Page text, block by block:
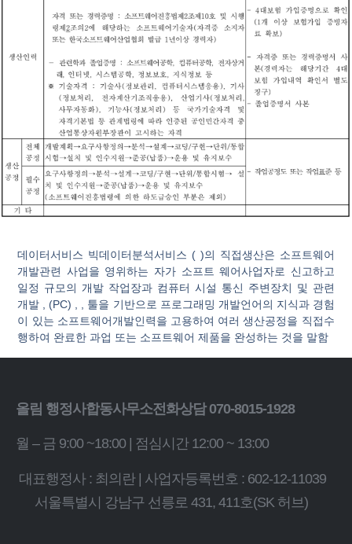
데이터서비스 빅데이터분석서비스 ( )의 직접생산은 소프트웨어
개발관련 사업을 영위하는 자가 소프트 웨어사업자로 신고하고
일정 규모의 개발 작업장과 컴퓨터 시설 통신 주변장치 및 관련
개발 , (PC) , , 툴을 기반으로 프로그래밍 개발언어의 지식과 경험
이 있는 소프트웨어개발인력을 고용하여 여러 생산공정을 직접수
행하여 완료한 과업 또는 소프트웨어 제품을 완성하는 것을 말함
올림 행정사합동사무소전화상담 070-8015-1928
월 – 금 9:00 ~18:00 | 점심시간 12:00 ~ 13:00
대표행정사 : 최의란 | 사업자등록번호 : 602-12-11039
서울특별시 강남구 선릉로 431, 411호(SK 허브)